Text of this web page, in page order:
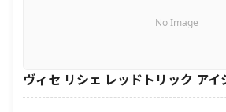
No Image
ヴィセ リシェ レッドトリック アイ